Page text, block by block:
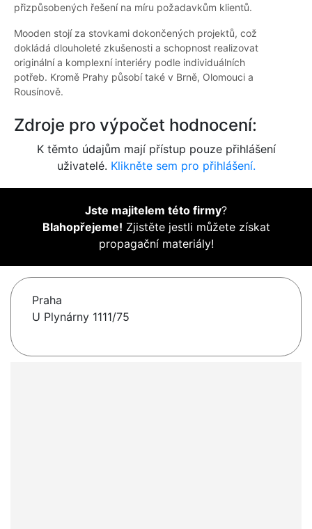
přizpůsobených řešení na míru požadavkům klientů.
Mooden stojí za stovkami dokončených projektů, což
dokládá dlouholeté zkušenosti a schopnost realizovat
originální a komplexní interiéry podle individuálních
potřeb. Kromě Prahy působí také v Brně, Olomouci a
Rousínově.
Zdroje pro výpočet hodnocení:
K těmto údajům mají přístup pouze přihlášení
uživatelé. Klikněte sem pro přihlášení.
Jste majitelem této firmy?
Blahopřejeme! Zjistěte jestli můžete získat
propagační materiály!
Praha
U Plynárny 1111/75